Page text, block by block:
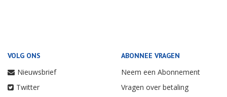
VOLG ONS
Nieuwsbrief
Twitter
ABONNEE VRAGEN
Neem een Abonnement
Vragen over betaling